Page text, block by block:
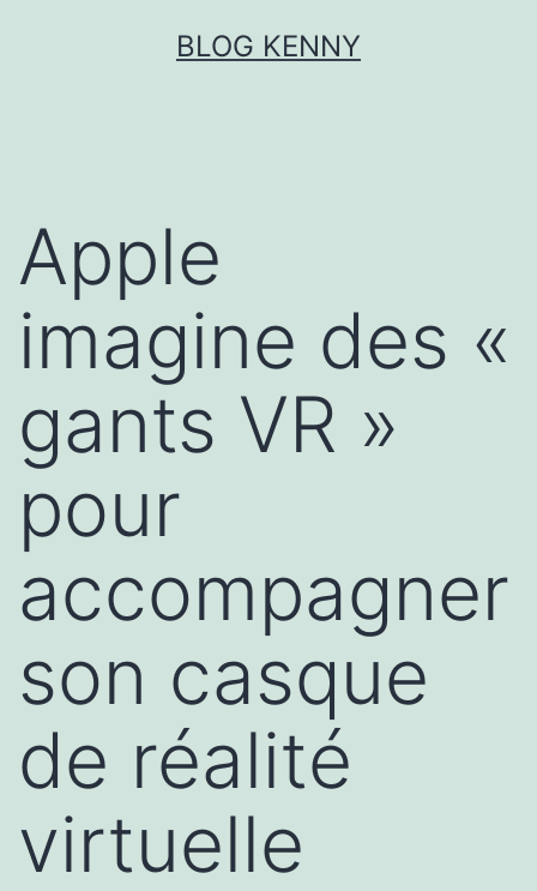
BLOG KENNY
Apple
imagine des «
gants VR »
pour
accompagner
son casque
de réalité
virtuelle